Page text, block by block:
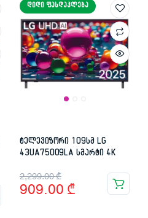
1,499.00 ₾.
789.00 ₾.
ᲓᲘᲓᲘ ᲤᲐᲡᲓᲐᲙᲚᲔᲑᲐ
ტელევიზორი 109სმ LG
43UA75009LA სმარტი 4K
2,299.00₾
Original
price
909.00 ₾
Current
price